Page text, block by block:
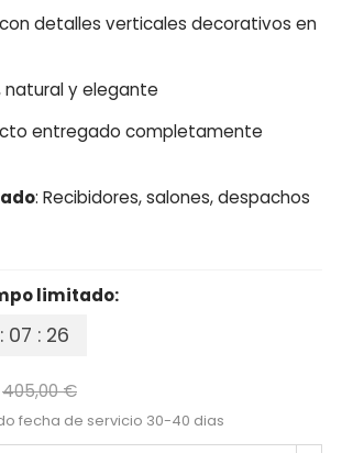
detalles verticales decorativos en
natural y elegante
entregado completamente
: Recibidores, salones, despachos
limitado:
: 07 : 25
405,00 €
fecha de servicio 30-40 dias